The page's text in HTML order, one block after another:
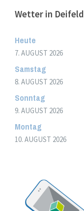
Wetter in Deifeld
Heute
7. AUGUST 2026
Samstag
8. AUGUST 2026
Sonntag
9. AUGUST 2026
Montag
10. AUGUST 2026